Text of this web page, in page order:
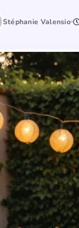
Stéphanie Valensio